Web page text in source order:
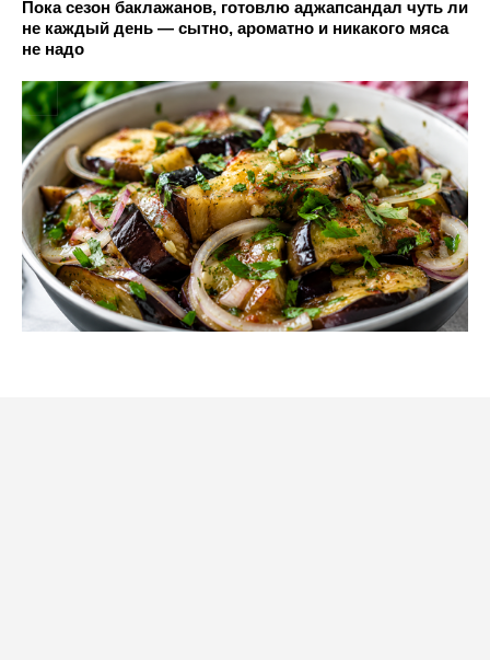
Пока сезон баклажанов, готовлю аджапсандал чуть ли
не каждый день — сытно, ароматно и никакого мяса
не надо